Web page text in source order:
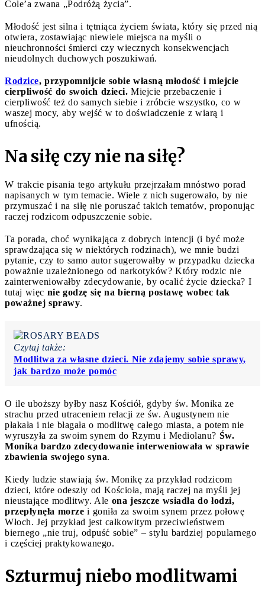
Cole’a zwana „Podróżą życia”.
Młodość jest silna i tętniąca życiem świata, który się przed nią
otwiera, zostawiając niewiele miejsca na myśli o
nieuchronności śmierci czy wiecznych konsekwencjach
nieudolnych duchowych poszukiwań.
Rodzice, przypomnijcie sobie własną młodość i miejcie
cierpliwość do swoich dzieci. Miejcie przebaczenie i
cierpliwość też do samych siebie i zróbcie wszystko, co w
waszej mocy, aby wejść w to doświadczenie z wiarą i
ufnością.
Na siłę czy nie na siłę?
W trakcie pisania tego artykułu przejrzałam mnóstwo porad
napisanych w tym temacie. Wiele z nich sugerowało, by nie
przymuszać i na siłę nie poruszać takich tematów, proponując
raczej rodzicom odpuszczenie sobie.
Ta porada, choć wynikająca z dobrych intencji (i być może
sprawdzająca się w niektórych rodzinach), we mnie budzi
pytanie, czy to samo autor sugerowałby w przypadku dziecka
poważnie uzależnionego od narkotyków? Który rodzic nie
zainterweniowałby zdecydowanie, by ocalić życie dziecka? I
tutaj więc nie godzę się na bierną postawę wobec tak
poważnej sprawy.
Czytaj także:
Modlitwa za własne dzieci. Nie zdajemy sobie sprawy,
jak bardzo może pomóc
O ile uboższy byłby nasz Kościół, gdyby św. Monika ze
strachu przed utraceniem relacji ze św. Augustynem nie
płakała i nie błagała o modlitwę całego miasta, a potem nie
wyruszyła za swoim synem do Rzymu i Mediolanu? Św.
Monika bardzo zdecydowanie interweniowała w sprawie
zbawienia swojego syna.
Kiedy ludzie stawiają św. Monikę za przykład rodzicom
dzieci, które odeszły od Kościoła, mają raczej na myśli jej
nieustające modlitwy. Ale ona jeszcze wsiadła do łodzi,
przepłynęła morze i goniła za swoim synem przez połowę
Włoch. Jej przykład jest całkowitym przeciwieństwem
biernego „nie truj, odpuść sobie” – stylu bardziej popularnego
i częściej praktykowanego.
Szturmuj niebo modlitwami